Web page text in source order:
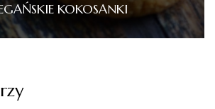
KOKOSANKI